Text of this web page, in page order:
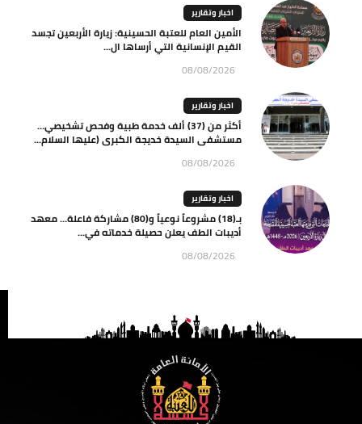
اخبار وتقارير
الأمين العام للعتبة الحسينية: زيارة الأربعين تجسد
القيم الإنسانية التي أرساها ال...
08/08/2026
اخبار وتقارير
أكثر من (37) ألف خدمة طبية وفحص تشخيصي…
مستشفى السيدة خديجة الكبرى (عليها السلام...
08/08/2026
اخبار وتقارير
بـ(18) مشروعاً نوعياً و(80) مشاركة فاعلة… معهد
أديبات الطف يعلن حصيلة خدماته في...
08/08/2026